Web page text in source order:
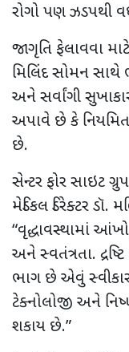
રોગો પણ ઝડપથી
જાગૃતિ ફેલાવવા
મિલિંદ સોમન સાથે
અને સર્વાંગી
અપાવે છે કે
છે.
સેન્ટર ફોર સાઇટ
મેડિકલ ડિરેક્ટર
“વૃદ્ધાવસ્થામાં
અને સ્વતંત્રતા.
ભાગ છે એવું
ટેક્નોલોજી અને
શકાય છે.”